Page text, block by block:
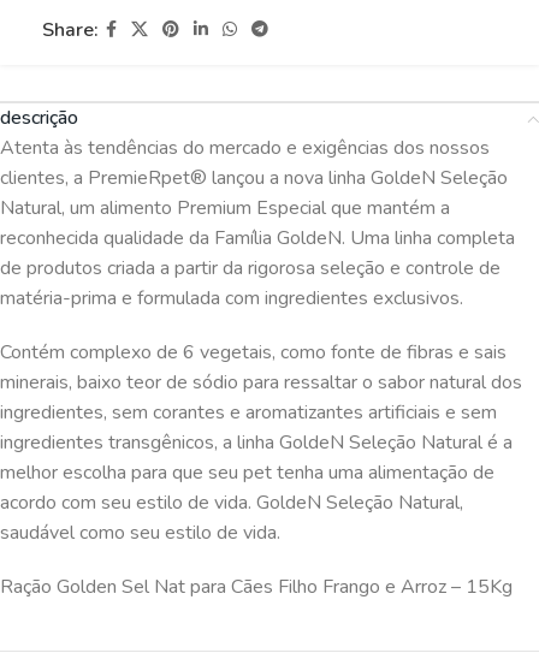
Share:
descrição
Atenta às tendências do mercado e exigências dos nossos
clientes, a PremieRpet® lançou a nova linha GoldeN Seleção
Natural, um alimento Premium Especial que mantém a
reconhecida qualidade da Família GoldeN. Uma linha completa
de produtos criada a partir da rigorosa seleção e controle de
matéria-prima e formulada com ingredientes exclusivos.
Contém complexo de 6 vegetais, como fonte de fibras e sais
minerais, baixo teor de sódio para ressaltar o sabor natural dos
ingredientes, sem corantes e aromatizantes artificiais e sem
ingredientes transgênicos, a linha GoldeN Seleção Natural é a
melhor escolha para que seu pet tenha uma alimentação de
acordo com seu estilo de vida. GoldeN Seleção Natural,
saudável como seu estilo de vida.
Ração Golden Sel Nat para Cães Filho Frango e Arroz – 15Kg